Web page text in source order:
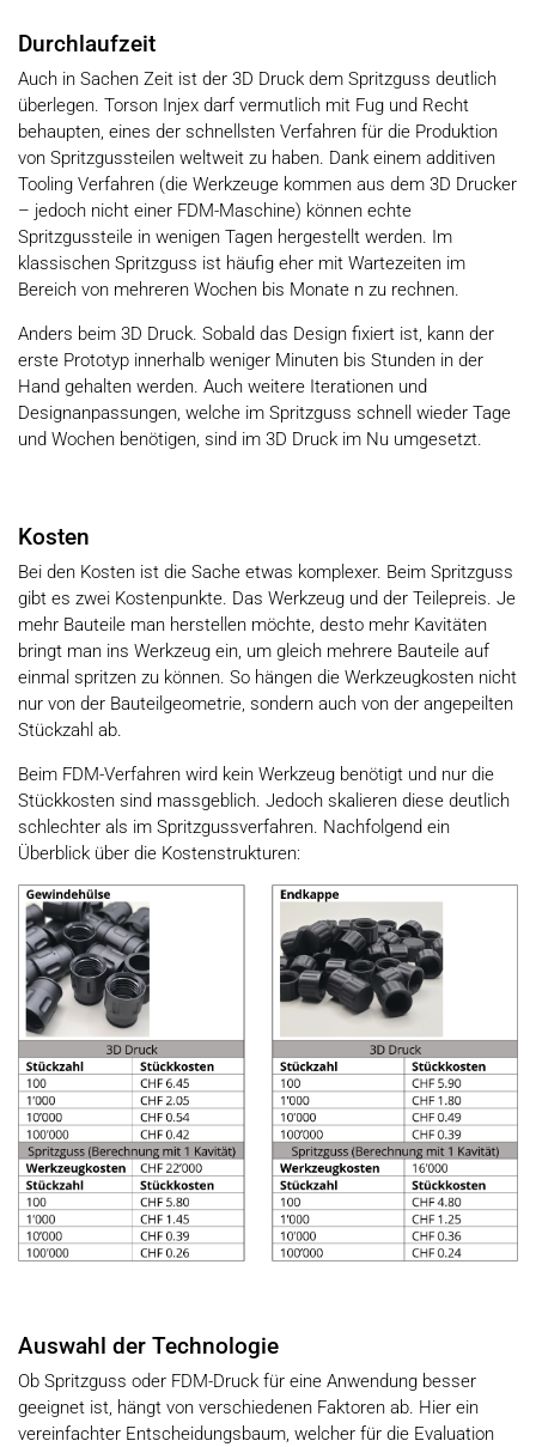
Durchlaufzeit
Auch in Sachen Zeit ist der 3D Druck dem Spritzguss deutlich
überlegen. Torson Injex darf vermutlich mit Fug und Recht
behaupten, eines der schnellsten Verfahren für die Produktion
von Spritzgussteilen weltweit zu haben. Dank einem additiven
Tooling Verfahren (die Werkzeuge kommen aus dem 3D Drucker
– jedoch nicht einer FDM-Maschine) können echte
Spritzgussteile in wenigen Tagen hergestellt werden. Im
klassischen Spritzguss ist häufig eher mit Wartezeiten im
Bereich von mehreren Wochen bis Monate n zu rechnen.
Anders beim 3D Druck. Sobald das Design fixiert ist, kann der
erste Prototyp innerhalb weniger Minuten bis Stunden in der
Hand gehalten werden. Auch weitere Iterationen und
Designanpassungen, welche im Spritzguss schnell wieder Tage
und Wochen benötigen, sind im 3D Druck im Nu umgesetzt.
Kosten
Bei den Kosten ist die Sache etwas komplexer. Beim Spritzguss
gibt es zwei Kostenpunkte. Das Werkzeug und der Teilepreis. Je
mehr Bauteile man herstellen möchte, desto mehr Kavitäten
bringt man ins Werkzeug ein, um gleich mehrere Bauteile auf
einmal spritzen zu können. So hängen die Werkzeugkosten nicht
nur von der Bauteilgeometrie, sondern auch von der angepeilten
Stückzahl ab.
Beim FDM-Verfahren wird kein Werkzeug benötigt und nur die
Stückkosten sind massgeblich. Jedoch skalieren diese deutlich
schlechter als im Spritzgussverfahren. Nachfolgend ein
Überblick über die Kostenstrukturen:
Auswahl der Technologie
Ob Spritzguss oder FDM-Druck für eine Anwendung besser
geeignet ist, hängt von verschiedenen Faktoren ab. Hier ein
vereinfachter Entscheidungsbaum, welcher für die Evaluation